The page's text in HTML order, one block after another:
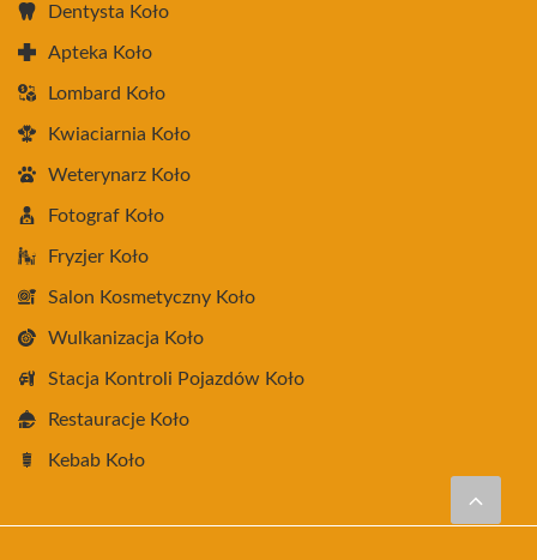
Dentysta Koło
Apteka Koło
Lombard Koło
Kwiaciarnia Koło
Weterynarz Koło
Fotograf Koło
Fryzjer Koło
Salon Kosmetyczny Koło
Wulkanizacja Koło
Stacja Kontroli Pojazdów Koło
Restauracje Koło
Kebab Koło